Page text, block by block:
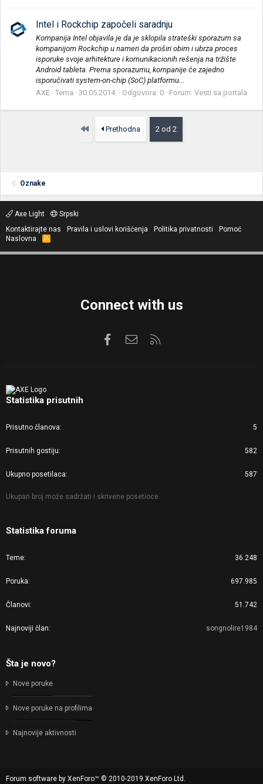
Intel i Rockchip započeli saradnju
Kompanija Intel objavila je da je sklopila strateški sporazum sa
kompanijom Rockchip u nameri da proširi obim i ubrza proces
isporuke svoje arhitekture i komunikacionih rešenja na tržište
Android tableta. Prema sporazumu, kompanije će zajedno
isporučivati system-on-chip (SoC) platformu...
AXE Tema 30.05.2014. Odgovora: 0 Forum: Vesti sa portala
Prvo Prethodna 2 od 2
Oznake
Axe Light
Srpski
Kontaktirajte nas
Pravila i uslovi korišćenja Politika privatnosti
Pomoć
Naslovna
R
S
Connect with us
FacebookKontaktirajte nas
Statistika prisutnih
Prisutno članova 5
Prisutnih gostiju 582
Ukupno posetilaca 587
Ukupan broj može sadržati i skrivene posetioce.
Statistika foruma
Teme 36.248
Poruka 697.985
Članovi 51.742
Najnoviji član songnolire1984
Šta je novo?
Nove poruke
Nove poruke na profilima
Najnovije aktivnosti
Forum software by XenForo™ © 2010-2019 XenForo Ltd.